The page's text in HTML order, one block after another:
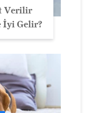
Verilir
İyi Gelir?